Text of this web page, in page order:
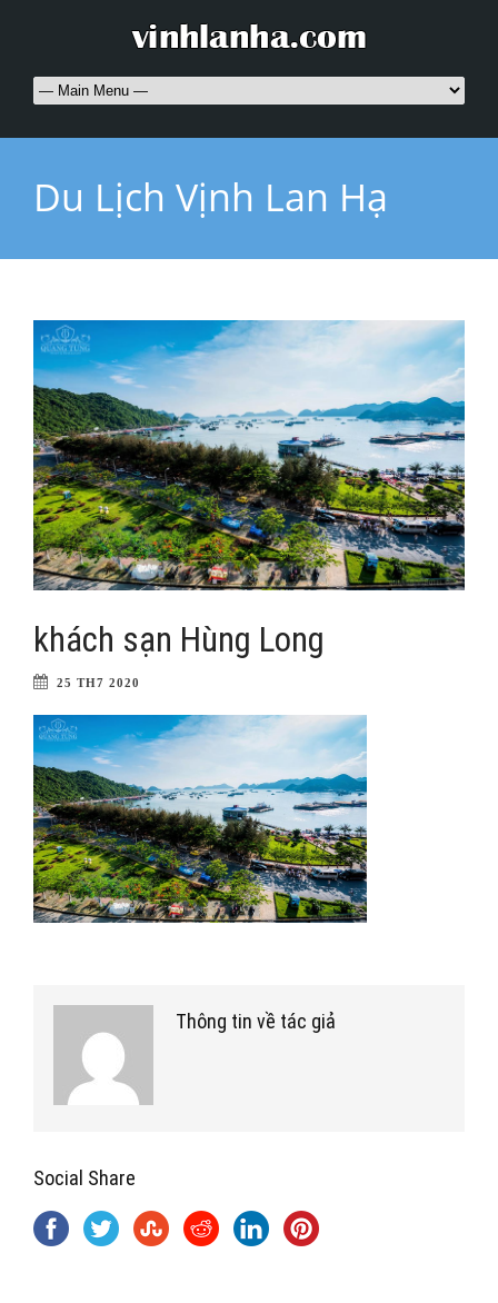
Du Lịch Vịnh Lan Hạ
khách sạn Hùng Long
25 TH7 2020
Thông tin về tác giả
Social Share